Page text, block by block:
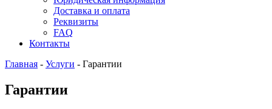
Доставка и оплата
Реквизиты
FAQ
Контакты
Главная - Услуги - Гарантии
Гарантии